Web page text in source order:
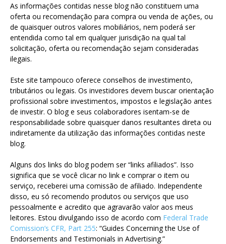
As informações contidas nesse blog não constituem uma
oferta ou recomendação para compra ou venda de ações, ou
de quaisquer outros valores mobiliários, nem poderá ser
entendida como tal em qualquer jurisdição na qual tal
solicitação, oferta ou recomendação sejam consideradas
ilegais.
Este site tampouco oferece conselhos de investimento,
tributários ou legais. Os investidores devem buscar orientação
profissional sobre investimentos, impostos e legislação antes
de investir. O blog e seus colaboradores isentam-se de
responsabilidade sobre quaisquer danos resultantes direta ou
indiretamente da utilização das informações contidas neste
blog.
Alguns dos links do blog podem ser “links afiliados”. Isso
significa que se você clicar no link e comprar o item ou
serviço, receberei uma comissão de afiliado. Independente
disso, eu só recomendo produtos ou serviços que uso
pessoalmente e acredito que agravarão valor aos meus
leitores. Estou divulgando isso de acordo com Federal Trade
Comission’s CFR, Part 255: “Guides Concerning the Use of
Endorsements and Testimonials in Advertising.”